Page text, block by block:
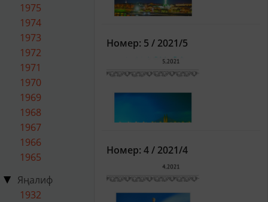
1975
1974
1973
1972
1971
1970
1969
1968
1967
1966
1965
Яңалиф
1932
Номер: 5 / 2021/5
Номер: 4 / 2021/4